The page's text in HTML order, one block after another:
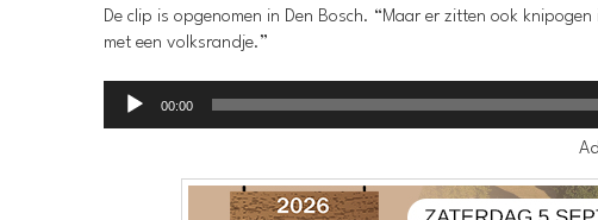
De clip is opgenomen in Den Bosch. “Maar er zitten ook
met een volksrandje.”
Audiospeler
00:00